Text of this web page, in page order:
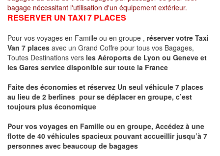
bagage nécessitant l'utilisation d'un équipement extérieur.
RESERVER UN TAXI 7 PLACES
Pour vos voyages en Famille ou en groupe , réserver votre Taxi
Van 7 places avec un Grand Coffre pour tous vos Bagages,
Toutes Destinations vers les Aéroports de Lyon ou Geneve et
les Gares service disponible sur toute la France
Faite des économies et réservez Un seul véhicule 7 places
au lieu de 2 berlines pour se déplacer en groupe, c’est
toujours plus économique
Pour vos voyages en Famille ou en groupe, Accédez à une
flotte de 40 véhicules spacieux pouvant accueillir jusqu’à 7
personnes avec beaucoup de bagages